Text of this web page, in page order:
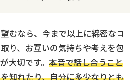
むなら、今まで以上に綿密なコ
り、お互いの気持ちや考えを包
大切です。 本音で話し合うこと
知れたり、自分に多少なりとも